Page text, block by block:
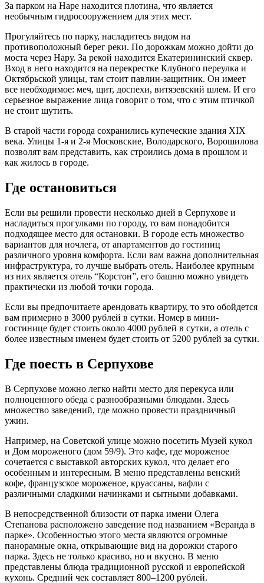
За парком на Наре находится плотина, что является
необычным гидросооружением для этих мест.
Прогуляйтесь по парку, насладитесь видом на
противоположный берег реки. По дорожкам можно дойти до
моста через Нару. За рекой находится Екатерининский сквер.
Вход в него находится на перекрестке Клубного переулка и
Октябрьской улицы, там стоит павлин-защитник. Он имеет
все необходимое: меч, щит, доспехи, витязевский шлем. И его
серьезное выражение лица говорит о том, что с этим птичкой
не стоит шутить.
В старой части города сохранились купеческие здания XIX
века. Улицы 1-я и 2-я Московские, Володарского, Ворошилова
позволят вам представить, как строились дома в прошлом и
как жилось в городе.
Где остановиться
Если вы решили провести несколько дней в Серпухове и
насладиться прогулками по городу, то вам понадобится
подходящее место для остановки. В городе есть множество
вариантов для ночлега, от апартаментов до гостиниц
различного уровня комфорта. Если вам важна дополнительная
инфраструктура, то лучше выбрать отель. Наиболее крупным
из них является отель “Корстон”, его башню можно увидеть
практически из любой точки города.
Если вы предпочитаете арендовать квартиру, то это обойдется
вам примерно в 3000 рублей в сутки. Номер в мини-
гостинице будет стоить около 4000 рублей в сутки, а отель с
более известным именем будет стоить от 5200 рублей за сутки.
Где поесть в Серпухове
В Серпухове можно легко найти место для перекуса или
полноценного обеда с разнообразными блюдами. Здесь
множество заведений, где можно провести праздничный
ужин.
Например, на Советской улице можно посетить Музей кукол
и Дом мороженого (дом 59/9). Это кафе, где мороженое
сочетается с выставкой авторских кукол, что делает его
особенным и интересным. В меню представлены венский
кофе, французское мороженое, круассаны, вафли с
различными сладкими начинками и сытными добавками.
В непосредственной близости от парка имени Олега
Степанова расположено заведение под названием «Веранда в
парке». Особенностью этого места являются огромные
панорамные окна, открывающие вид на дорожки старого
парка. Здесь не только красиво, но и вкусно. В меню
представлены блюда традиционной русской и европейской
кухонь. Средний чек составляет 800–1200 рублей.